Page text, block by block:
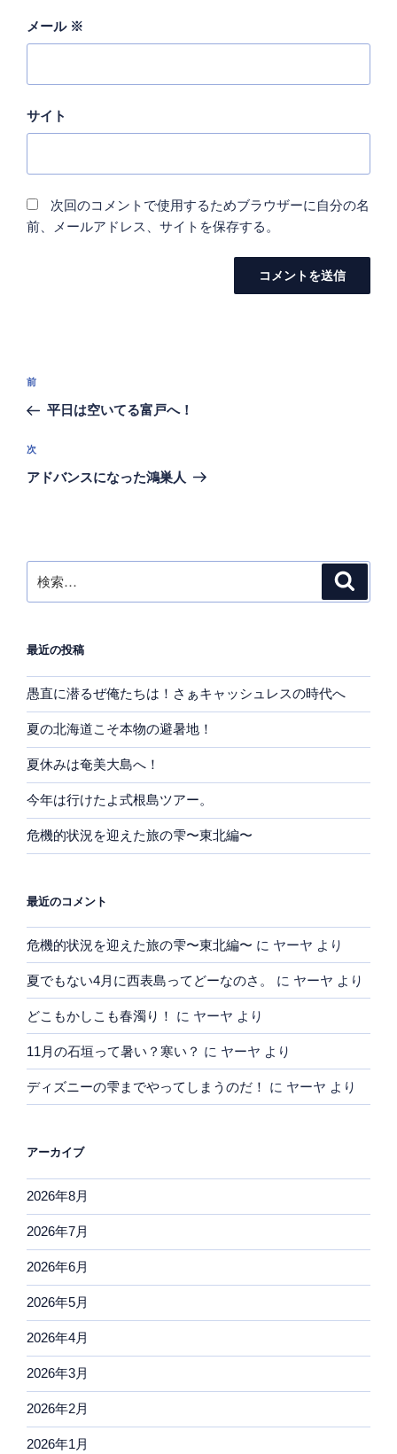
メール ※
サイト
次回のコメントで使用するためブラウザーに自分の名
前、メールアドレス、サイトを保存する。
投
ナ
ビ
ゲ
ン
前
の
稿
前
平日は空いてる富戸へ！
次
の
次
アドバンスになった鴻巣人
索:
最近の投稿
愚直に潜るぜ俺たちは！さぁキャッシュレスの時代へ
夏の北海道こそ本物の避暑地！
夏休みは奄美大島へ！
今年は行けたよ式根島ツアー。
危機的状況を迎えた旅の雫〜東北編〜
最近のコメント
危機的状況を迎えた旅の雫〜東北編〜 に ヤーヤ より
夏でもない4月に西表島ってどーなのさ。 に ヤーヤ より
どこもかしこも春濁り！ に ヤーヤ より
11月の石垣って暑い？寒い？ に ヤーヤ より
ディズニーの雫までやってしまうのだ！ に ヤーヤ より
アーカイブ
2026年8月
2026年7月
2026年6月
2026年5月
2026年4月
2026年3月
2026年2月
2026年1月